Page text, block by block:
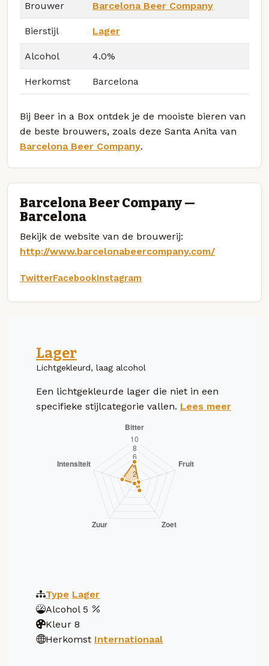
Brouwer Barcelona Beer Company
Bierstijl Lager
Alcohol 4.0%
Herkomst Barcelona
Bij Beer in a Box ontdek je de mooiste bieren van
de beste brouwers, zoals deze Santa Anita van
Barcelona Beer Company.
Barcelona Beer Company —
Barcelona
Bekijk de website van de brouwerij:
http://www.barcelonabeercompany.com/
TwitterFacebookInstagram
Lager
Lichtgekleurd, laag alcohol
Een lichtgekleurde lager die niet in een
specifieke stijlcategorie vallen. Lees meer
Type Lager
Alcohol 5
Kleur 8
Herkomst Internationaal